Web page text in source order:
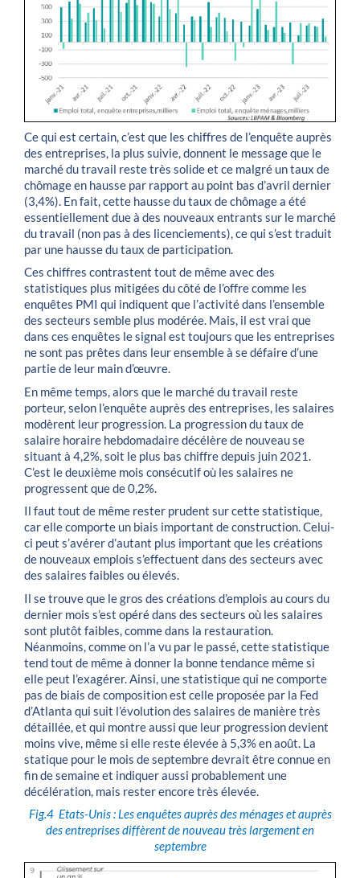
Ce qui est certain, c’est que les chiffres de l’enquête auprès
des entreprises, la plus suivie, donnent le message que le
marché du travail reste très solide et ce malgré un taux de
chômage en hausse par rapport au point bas d’avril dernier
(3,4%). En fait, cette hausse du taux de chômage a été
essentiellement due à des nouveaux entrants sur le marché
du travail (non pas à des licenciements), ce qui s’est traduit
par une hausse du taux de participation.
Ces chiffres contrastent tout de même avec des
statistiques plus mitigées du côté de l’offre comme les
enquêtes PMI qui indiquent que l’activité dans l’ensemble
des secteurs semble plus modérée. Mais, il est vrai que
dans ces enquêtes le signal est toujours que les entreprises
ne sont pas prêtes dans leur ensemble à se défaire d’une
partie de leur main d’œuvre.
En même temps, alors que le marché du travail reste
porteur, selon l’enquête auprès des entreprises, les salaires
modèrent leur progression. La progression du taux de
salaire horaire hebdomadaire décélère de nouveau se
situant à 4,2%, soit le plus bas chiffre depuis juin 2021.
C’est le deuxième mois consécutif où les salaires ne
progressent que de 0,2%.
Il faut tout de même rester prudent sur cette statistique,
car elle comporte un biais important de construction. Celui-
ci peut s’avérer d’autant plus important que les créations
de nouveaux emplois s’effectuent dans des secteurs avec
des salaires faibles ou élevés.
Il se trouve que le gros des créations d’emplois au cours du
dernier mois s’est opéré dans des secteurs où les salaires
sont plutôt faibles, comme dans la restauration.
Néanmoins, comme on l’a vu par le passé, cette statistique
tend tout de même à donner la bonne tendance même si
elle peut l’exagérer. Ainsi, une statistique qui ne comporte
pas de biais de composition est celle proposée par la Fed
d’Atlanta qui suit l’évolution des salaires de manière très
détaillée, et qui montre aussi que leur progression devient
moins vive, même si elle reste élevée à 5,3% en août. La
statique pour le mois de septembre devrait être connue en
fin de semaine et indiquer aussi probablement une
décélération, mais rester encore très élevée.
Fig.4 Etats-Unis : Les enquêtes auprès des ménages et auprès
des entreprises diffèrent de nouveau très largement en
septembre